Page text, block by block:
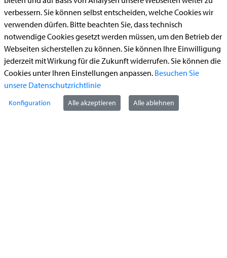
Aufenthaltserlaubnis
Bauantrag
Begleitetes Fahren ab 17 (Erstantrag)
Führerschein (Umtausch)
Reiterplakette (Verlängerungsantrag online)
Ummeldung zugelassenes Fahrzeug
verbessern. Sie können selbst entscheiden, welche Cookies wir
verwenden dürfen. Bitte beachten Sie, dass technisch
notwendige Cookies gesetzt werden müssen, um den Betrieb der
Webseiten sicherstellen zu können. Sie können Ihre Einwilligung
jederzeit mit Wirkung für die Zukunft widerrufen. Sie können die
Cookies unter Ihren Einstellungen anpassen. Besuchen Sie
unsere Datenschutzrichtlinie
Konfiguration Alle akzeptieren Alle ablehnen